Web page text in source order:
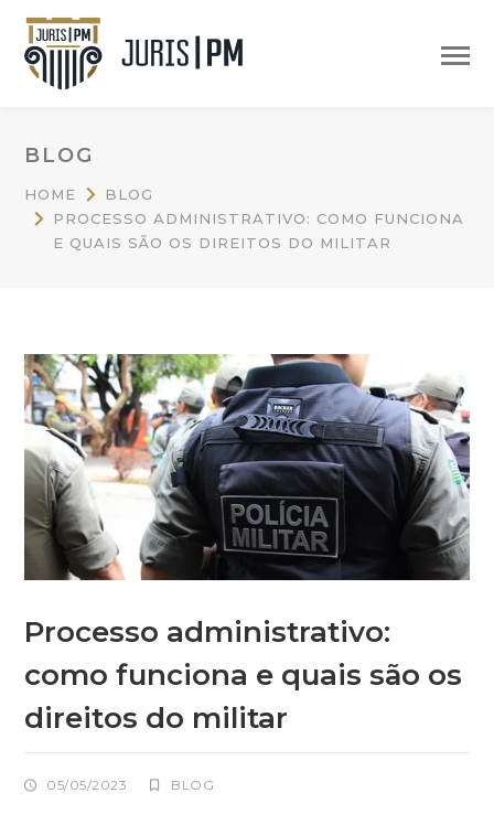
BLOG
HOME
BLOG
PROCESSO ADMINISTRATIVO: COMO FUNCIONA
E QUAIS SÃO OS DIREITOS DO MILITAR
Processo administrativo:
como funciona e quais são os
direitos do militar
05/05/2023 BLOG